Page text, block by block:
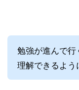
勉強が進んで
理解できるよ